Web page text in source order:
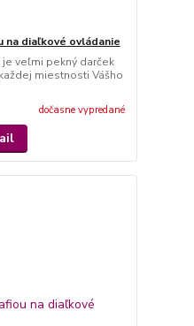
na diaľkové ovládanie
veľmi pekný darček
miestnosti Vášho
dočasne vypredané